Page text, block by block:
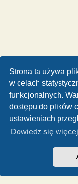
Strona ta używa
w celach
funkcjonalnych.
dostępu do plików
ustawieniach
Dowiedz się więcej